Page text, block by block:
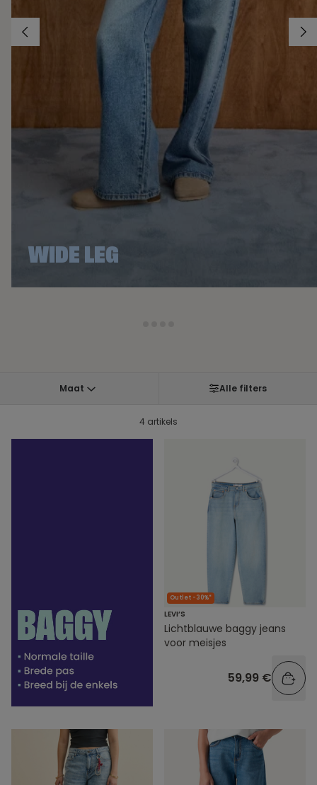
WIDE LEG
Maat Alle filters
4 artikels
Outlet -30%*
LEVI’S
Lichtblauwe baggy jeans
voor meisjes
59,99 €